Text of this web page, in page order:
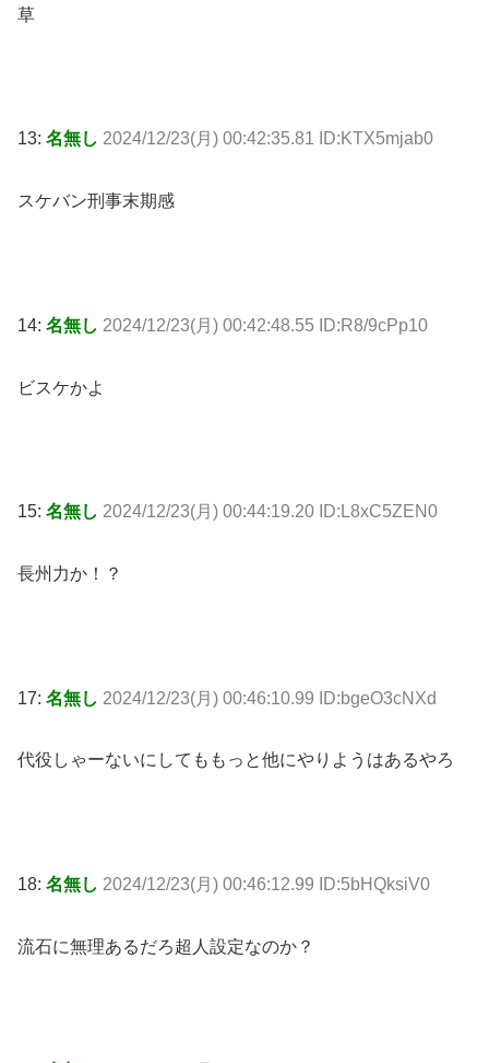
草
13: 名無し 2024/12/23(月) 00:42:35.81 ID:KTX5mjab0
スケバン刑事末期感
14: 名無し 2024/12/23(月) 00:42:48.55 ID:R8/9cPp10
ビスケかよ
15: 名無し 2024/12/23(月) 00:44:19.20 ID:L8xC5ZEN0
長州力か！？
17: 名無し 2024/12/23(月) 00:46:10.99 ID:bgeO3cNXd
代役しゃーないにしてももっと他にやりようはあるやろ
18: 名無し 2024/12/23(月) 00:46:12.99 ID:5bHQksiV0
流石に無理あるだろ超人設定なのか？